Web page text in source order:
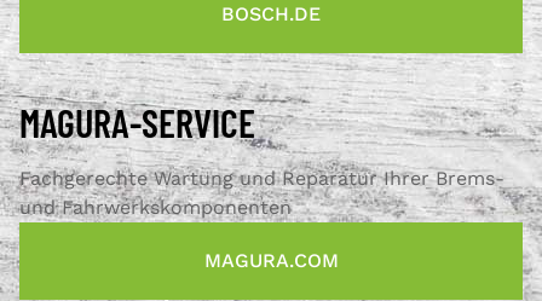
BOSCH.DE
MAGURA-SERVICE
Fachgerechte Wartung und Reparatur Ihrer Brems-
und Fahrwerkskomponenten
MAGURA.COM